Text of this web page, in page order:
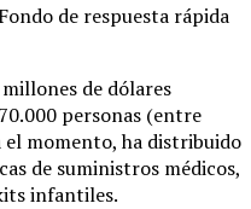
Fondo de respuesta rápida
de dólares
personas (entre
el momento, ha distribuido
de suministros médicos,
infantiles.